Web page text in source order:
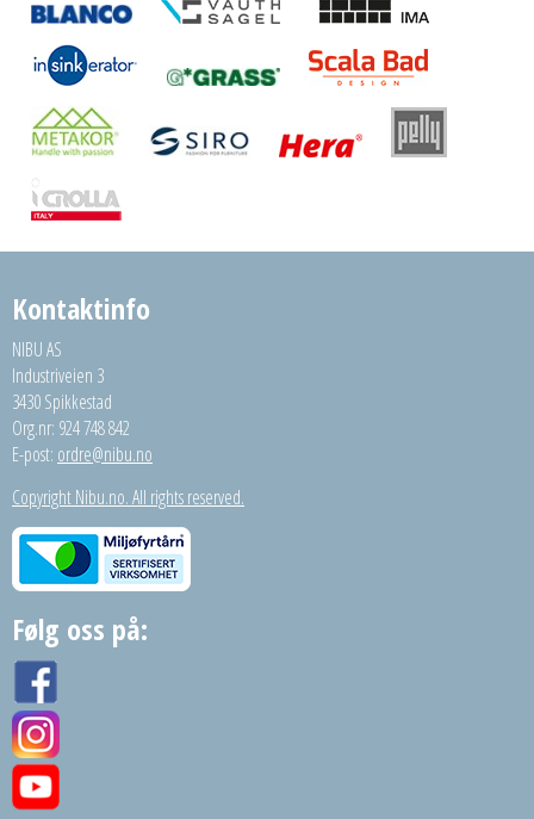
Kontaktinfo
NIBU AS
Industriveien 3
3430 Spikkestad
Org.nr: 924 748 842
E-post: ordre@nibu.no
Copyright Nibu.no. All rights reserved.
Følg oss på: